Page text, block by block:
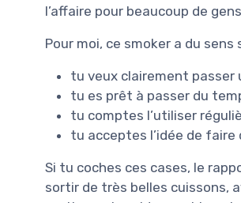
l’affaire pour beaucoup de
Pour moi, ce smoker a du sens
tu veux clairement passer
tu es prêt à passer du
tu comptes l’utiliser
tu acceptes l’idée de
Si tu coches ces cases, le
sortir de très belles cuissons,